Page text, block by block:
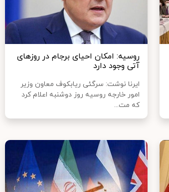
روسیه: امکان احیای برجام در روزهای
آتی وجود دارد
ایرنا نوشت: سرگئی ریابکوف معاون وزیر
امور خارجه روسیه روز دوشنبه اعلام کرد
که مت...